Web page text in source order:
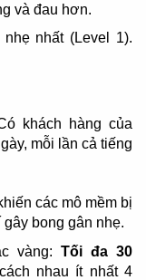
và đau hơn.
nhất (Level 1).
khách hàng của
mỗi lần cả tiếng
các mô mềm bị
bong gân nhẹ.
vàng: Tối đa 30
nhau ít nhất 4